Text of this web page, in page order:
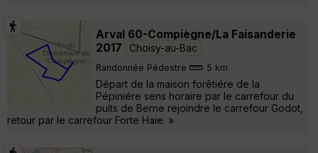
Arval 60-Compiègne/La Faisanderie
2017
Choisy-au-Bac
Randonnée Pédestre 5 km
Départ de la maison forêtiére de la
Pépiniére sens horaire par le carrefour du
puits de Berne rejoindre le carrefour Godot,
retour par le carrefour Forte Haie. »